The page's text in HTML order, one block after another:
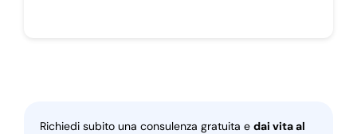
Richiedi subito una consulenza gratuita e dai vita al